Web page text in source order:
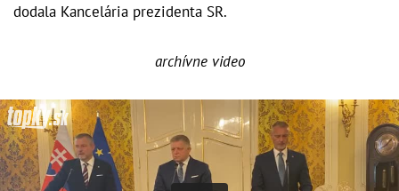
dodala Kancelária prezidenta SR.
archívne video